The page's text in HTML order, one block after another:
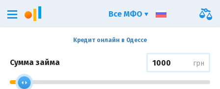
Кредит онлайн в Одессе
Сумма займа грн
Все МФО